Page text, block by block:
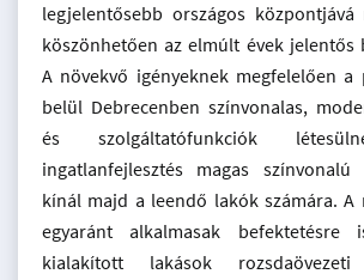
legjelentősebb országos
köszönhetően az elmúlt évek jelentős
A növekvő igényeknek megfelelően
belül Debrecenben színvonalas,
és szolgáltatófunkciók
ingatlanfejlesztés magas színvonalú
kínál majd a leendő lakók számára. A
egyaránt alkalmasak
kialakított lakások rozsdaövezeti